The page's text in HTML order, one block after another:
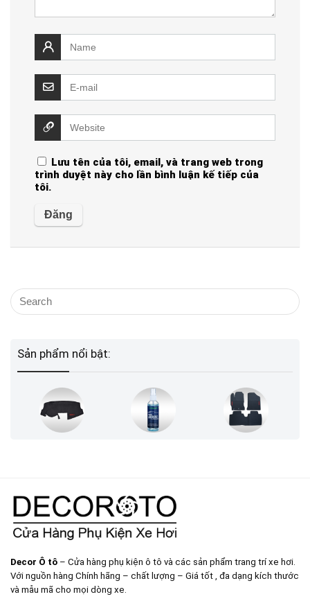
Lưu tên của tôi, email, và trang web trong
trình duyệt này cho lần bình luận kế tiếp của
tôi.
Sản phẩm nổi bật:
Decor Ô tô – Cửa hàng phụ kiện ô tô và các sản phẩm trang trí xe hơi.
Với nguồn hàng Chính hãng – chất lượng – Giá tốt , đa dạng kích thước
và mẫu mã cho mọi dòng xe.